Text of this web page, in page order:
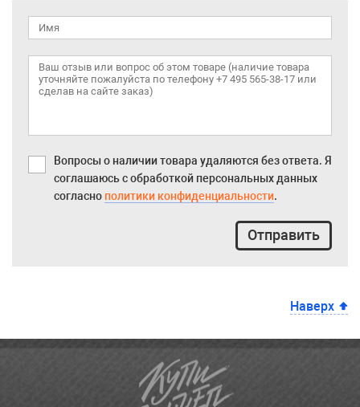
Вопросы о наличии товара удаляются без ответа. Я
соглашаюсь с обработкой персональных данных
согласно политики конфиденциальности.
Отправить
Наверх